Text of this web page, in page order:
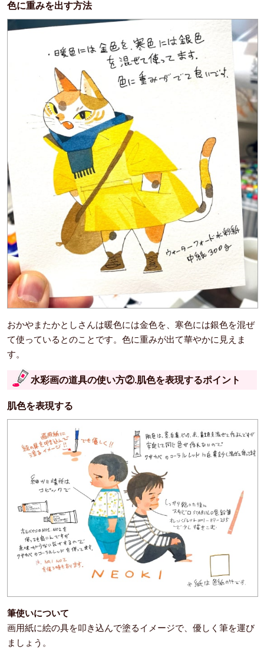
色に重みを出す方法
おかやまたかとしさんは暖色には金色を、寒色には銀色を混ぜ
て使っているとのことです。色に重みが出て華やかに見えま
す。
水彩画の道具の使い方②.肌色を表現するポイント
肌色を表現する
筆使いについて
画用紙に絵の具を叩き込んで塗るイメージで、優しく筆を運び
ましょう。